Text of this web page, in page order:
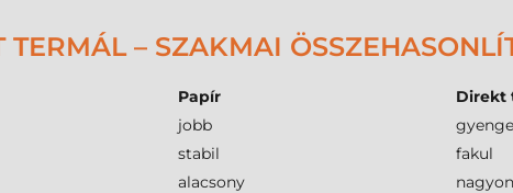
TERMÁL – SZAKMAI
Papír
Direkt
jobb
gyenge
stabil
fakul
alacsony